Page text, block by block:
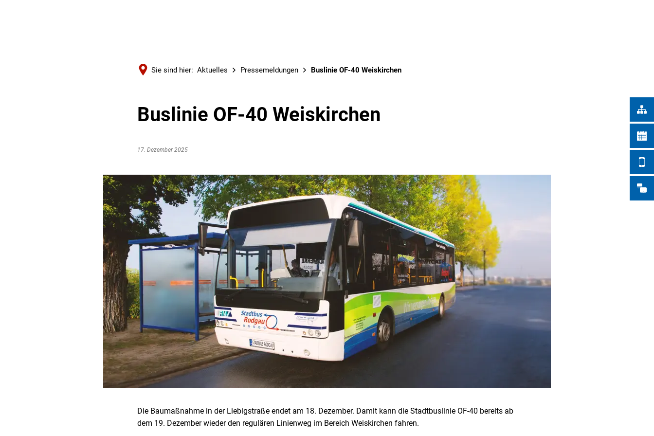
Sie sind hier: Aktuelles Pressemeldungen Buslinie OF-40 Weiskirchen
Buslinie OF-40 Weiskirchen
17. Dezember 2025
Die Baumaßnahme in der Liebigstraße endet am 18. Dezember. Damit kann die Stadtbuslinie OF-40 bereits ab
dem 19. Dezember wieder den regulären Linienweg im Bereich Weiskirchen fahren.